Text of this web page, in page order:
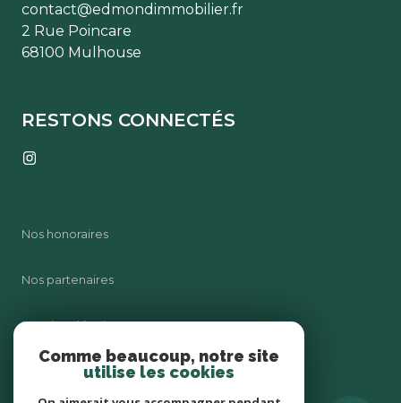
contact@edmondimmobilier.fr
2 Rue Poincare
68100 Mulhouse
RESTONS CONNECTÉS
Nos honoraires
Nos partenaires
Mentions légales
Comme beaucoup, notre site
utilise les cookies